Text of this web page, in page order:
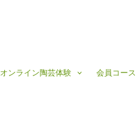
オンライン陶芸体験 会員コース